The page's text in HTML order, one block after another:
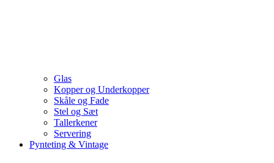
Glas
Kopper og Underkopper
Skåle og Fade
Stel og Sæt
Tallerkener
Servering
Pynteting & Vintage